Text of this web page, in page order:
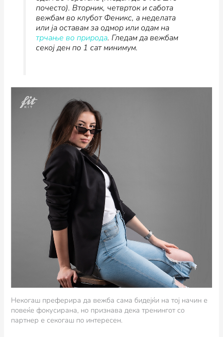
почесто). Вторник, четврток и сабота
вежбам во клубот Феникс, а неделата
или ја оставам за одмор или одам на
трчање во природа. Гледам да вежбам
секој ден по 1 сат минимум.
Некогаш преферира да вежба сама бидејќи на тој начин е
повеќе фокусирана, но признава дека тренингот со
партнер е секогаш по интересен.